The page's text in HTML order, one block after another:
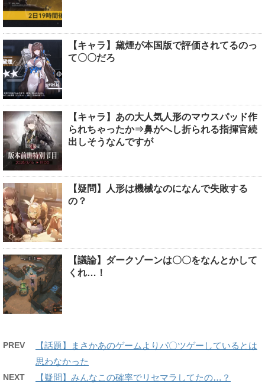
【キャラ】黛煙が本国版で評価されてるのっ
て〇〇だろ
【キャラ】あの大人気人形のマウスパッド作
られちゃったか⇒鼻がへし折られる指揮官続
出しそうなんですが
【疑問】人形は機械なのになんで失敗する
の？
【議論】ダークゾーンは〇〇をなんとかして
くれ…！
PREV
【話題】まさかあのゲームよりパ〇ツゲーしているとは
思わなかった
NEXT 【疑問】みんなこの確率でリセマラしてたの…？